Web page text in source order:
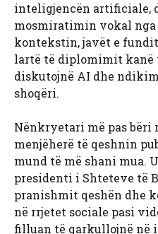
inteligjencën artificiale,
mosmiratimin vokal
kontekstin, javët e
lartë të diplomimit
diskutojnë AI dhe
shoqëri.
Nënkryetari më pas bëri
menjëherë të qeshnin
mund të më shani mua.
presidenti i Shteteve të
pranishmit qeshën dhe
në rrjetet sociale pasi
filluan të qarkullojnë në